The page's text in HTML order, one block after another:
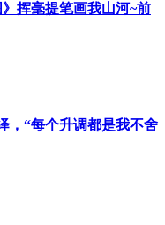
挥毫提笔画我山河~前
，“每个升调都是我不舍